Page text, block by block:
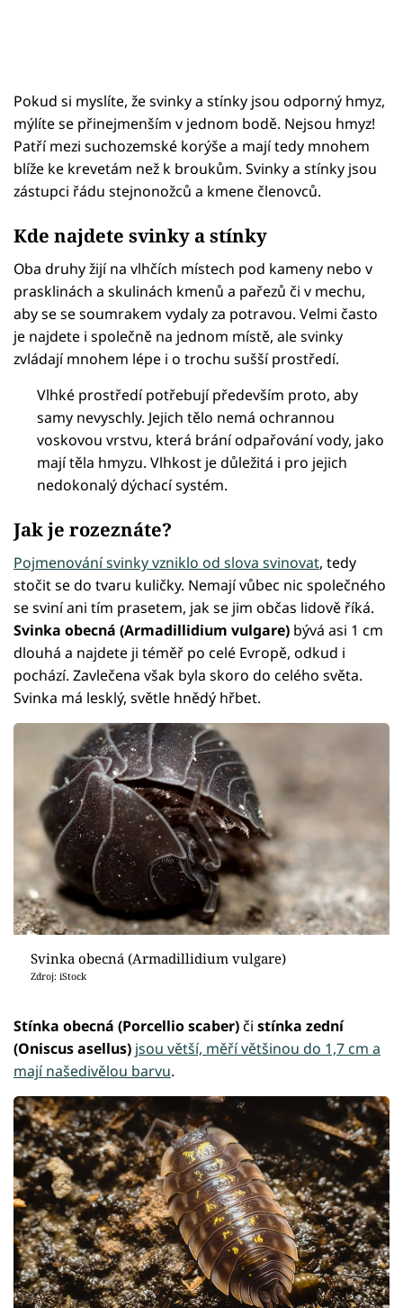
Pokud si myslíte, že svinky a stínky jsou odporný hmyz,
mýlíte se přinejmenším v jednom bodě. Nejsou hmyz!
Patří mezi suchozemské korýše a mají tedy mnohem
blíže ke krevetám než k broukům. Svinky a stínky jsou
zástupci řádu stejnonožců a kmene členovců.
Kde najdete svinky a stínky
Oba druhy žijí na vlhčích místech pod kameny nebo v
prasklinách a skulinách kmenů a pařezů či v mechu,
aby se se soumrakem vydaly za potravou. Velmi často
je najdete i společně na jednom místě, ale svinky
zvládají mnohem lépe i o trochu sušší prostředí.
Vlhké prostředí potřebují především proto, aby
samy nevyschly. Jejich tělo nemá ochrannou
voskovou vrstvu, která brání odpařování vody, jako
mají těla hmyzu. Vlhkost je důležitá i pro jejich
nedokonalý dýchací systém.
Jak je rozeznáte?
Pojmenování svinky vzniklo od slova svinovat, tedy
stočit se do tvaru kuličky. Nemají vůbec nic společného
se sviní ani tím prasetem, jak se jim občas lidově říká.
Svinka obecná (Armadillidium vulgare) bývá asi 1 cm
dlouhá a najdete ji téměř po celé Evropě, odkud i
pochází. Zavlečena však byla skoro do celého světa.
Svinka má lesklý, světle hnědý hřbet.
Svinka obecná (Armadillidium vulgare)
Zdroj: iStock
Stínka obecná (Porcellio scaber)či stínka zední
(Oniscus asellus) jsou větší, měří většinou do 1,7 cm a
mají našedivělou barvu.